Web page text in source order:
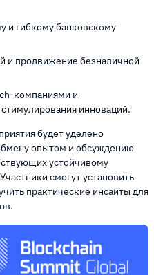
и гибкому банковскому
и продвижение безналичной
компаниями и
инноваций.
будет уделено
опытом и обсуждению
устойчивому
смогут установить
практические инсайты для